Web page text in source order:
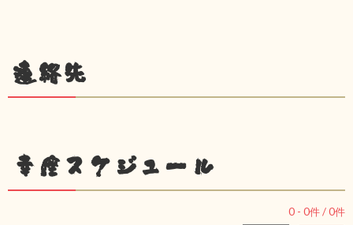
連絡先
幸座スケジュール
0 - 0件 /0件